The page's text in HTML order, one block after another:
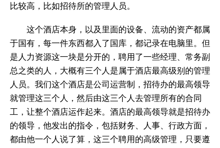
比较高，比如招待所的管理人员。
这个酒店本身，以及里面的设备、流动的资产都属
于国有，每一件东西都入了国库，都记录在电脑里。但
是人力资源这一块是分开的，聘用了一些经理、常务副
总之类的人，大概有三个人是属于酒店最高级别的管理
人员。我们这个酒店是公司运营制，招待办的最高领导
就管理这三个人，然后由这三个人去管理所有的合同
工，让整个酒店运作起来。酒店的最高领导就是招待办
的领导，他发出的指令，包括财务、人事、行政方面，
都由他一个人说了算，这三个聘用的高级管理，只要遵